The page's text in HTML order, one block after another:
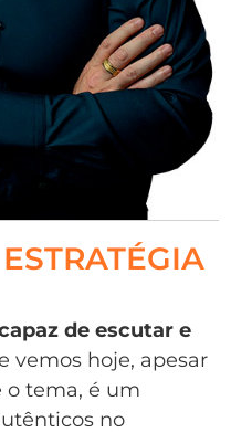
de escutar e
vemos hoje, apesar
o tema, é um
no